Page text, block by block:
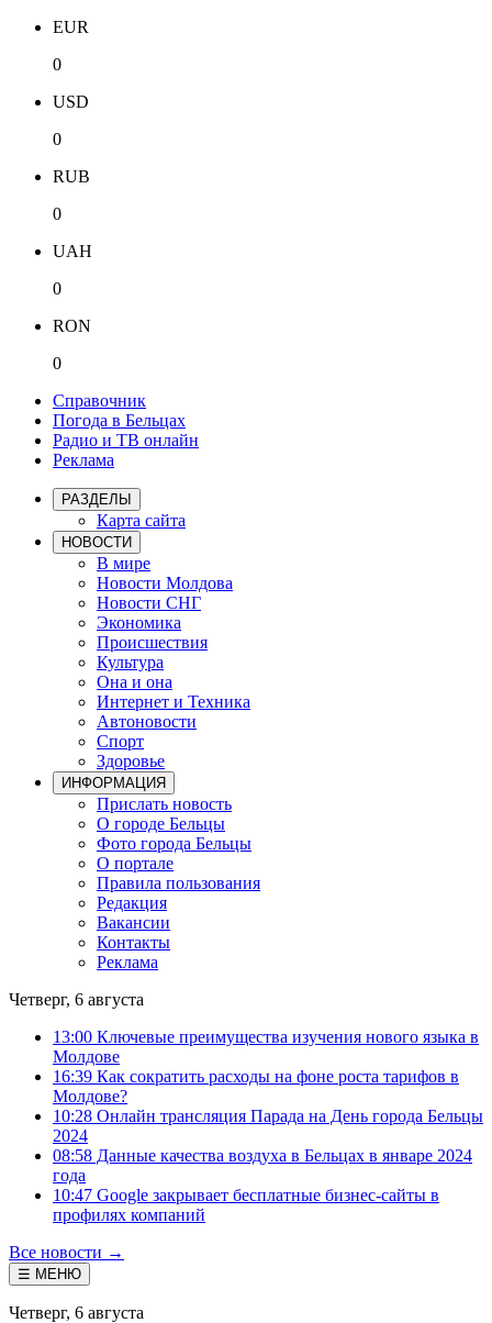
EUR
0
USD
0
RUB
0
UAH
0
RON
0
Справочник
Погода в Бельцах
Радио и ТВ онлайн
Реклама
РАЗДЕЛЫ
Карта сайта
НОВОСТИ
В мире
Новости Молдова
Новости СНГ
Экономика
Происшествия
Культура
Она и она
Интернет и Техника
Автоновости
Спорт
Здоровье
ИНФОРМАЦИЯ
Прислать новость
О городе Бельцы
Фото города Бельцы
О портале
Правила пользования
Редакция
Вакансии
Контакты
Реклама
Четверг, 6 августа
13:00 Ключевые преимущества изучения нового языка в
Молдове
16:39 Как сократить расходы на фоне роста тарифов в
Молдове?
10:28 Онлайн трансляция Парада на День города Бельцы
2024
08:58 Данные качества воздуха в Бельцах в январе 2024
года
10:47 Google закрывает бесплатные бизнес-сайты в
профилях компаний
Все новости →
☰ МЕНЮ
Четверг, 6 августа